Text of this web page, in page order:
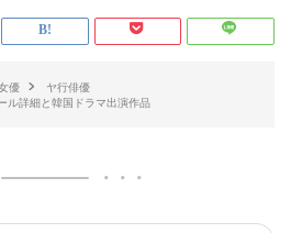
優
ヤ行俳優
ル詳細と韓国ドラマ出演作品